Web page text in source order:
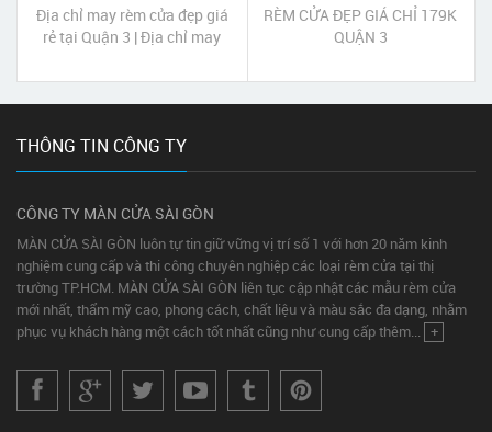
Địa chỉ may rèm cửa đẹp giá
rẻ tại Quận 3 | Địa chỉ may
3
RÈM CỬA ĐẸP GIÁ CHỈ 179K
QUẬN 3
THÔNG TIN CÔNG TY
CÔNG TY MÀN CỬA SÀI GÒN
MÀN CỬA SÀI GÒN luôn tự tin giữ vững vị trí số 1 với hơn 20 năm kinh
nghiệm cung cấp và thi công chuyên nghiệp các loại rèm cửa tại thị
trường TP.HCM. MÀN CỬA SÀI GÒN liên tục cập nhật các mẫu rèm cửa
mới nhất, thẩm mỹ cao, phong cách, chất liệu và màu sắc đa dạng, nhằm
phục vụ khách hàng một cách tốt nhất cũng như cung cấp thêm... +